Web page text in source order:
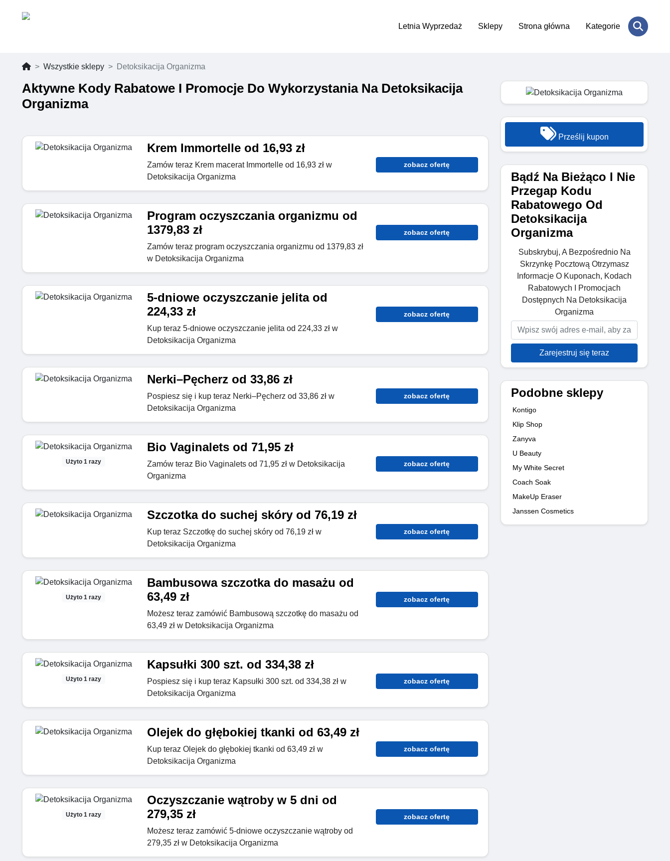
Letnia Wyprzedaż Sklepy Strona główna Kategorie
Wszystkie sklepy Detoksikacija Organizma
Aktywne Kody Rabatowe I Promocje Do Wykorzystania Na Detoksikacija
Organizma
Krem Immortelle od 16,93 zł
Zamów teraz Krem macerat Immortelle od 16,93 zł w
Detoksikacija Organizma
zobacz ofertę
Program oczyszczania organizmu od
1379,83 zł
Zamów teraz program oczyszczania organizmu od 1379,83 zł
w Detoksikacija Organizma
zobacz ofertę
5-dniowe oczyszczanie jelita od
224,33 zł
Kup teraz 5-dniowe oczyszczanie jelita od 224,33 zł w
Detoksikacija Organizma
zobacz ofertę
Nerki–Pęcherz od 33,86 zł
Pospiesz się i kup teraz Nerki–Pęcherz od 33,86 zł w
Detoksikacija Organizma
zobacz ofertę
Użyto 1 razy
Bio Vaginalets od 71,95 zł
Zamów teraz Bio Vaginalets od 71,95 zł w Detoksikacija
Organizma
zobacz ofertę
Szczotka do suchej skóry od 76,19 zł
Kup teraz Szczotkę do suchej skóry od 76,19 zł w
Detoksikacija Organizma
zobacz ofertę
Użyto 1 razy
Bambusowa szczotka do masażu od
63,49 zł
Możesz teraz zamówić Bambusową szczotkę do masażu od
63,49 zł w Detoksikacija Organizma
zobacz ofertę
Użyto 1 razy
Kapsułki 300 szt. od 334,38 zł
Pospiesz się i kup teraz Kapsułki 300 szt. od 334,38 zł w
Detoksikacija Organizma
zobacz ofertę
Olejek do głębokiej tkanki od 63,49 zł
Kup teraz Olejek do głębokiej tkanki od 63,49 zł w
Detoksikacija Organizma
zobacz ofertę
Użyto 1 razy
Oczyszczanie wątroby w 5 dni od
279,35 zł
Możesz teraz zamówić 5-dniowe oczyszczanie wątroby od
279,35 zł w Detoksikacija Organizma
zobacz ofertę
Prześlij kupon
Bądź Na Bieżąco I Nie
Przegap Kodu
Rabatowego Od
Detoksikacija
Organizma
Subskrybuj, A Bezpośrednio Na
Skrzynkę Pocztową Otrzymasz
Informacje O Kuponach, Kodach
Rabatowych I Promocjach
Dostępnych Na Detoksikacija
Organizma
Zarejestruj się teraz
Podobne sklepy
Kontigo
Klip Shop
Zanyva
U Beauty
My White Secret
Coach Soak
MakeUp Eraser
Janssen Cosmetics